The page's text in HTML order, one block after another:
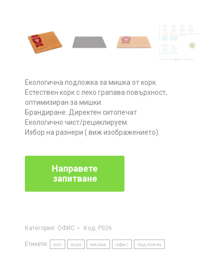
Екологична подложка за мишка от корк.
Естествен корк с леко грапава повърхност,
оптимизиран за мишки.
Брандиране: Директен ситопечат.
Екологично чист/рециклируем.
Избор на разнери ( виж изображението).
Категория: ОФИС Код: P026
Етикети: еко корк мишка офис подложка